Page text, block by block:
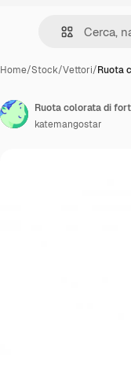
Home/Stock/Vettori/Ruota
Ruota colorata di
katemangostar